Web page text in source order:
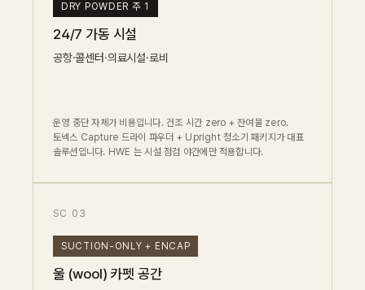
DRY POWDER 주 1
24/7 가동 시설
공항·콜센터·의료시설·로비
운영 중단 자체가 비용입니다. 건조 시간 zero + 잔여물 zero.
토넥스 Capture 드라이 파우더 + Upright 청소기 패키지가 대표
솔루션입니다. HWE 는 시설 점검 야간에만 적용합니다.
SC 03
SUCTION-ONLY + ENCAP
울 (wool) 카펫 공간